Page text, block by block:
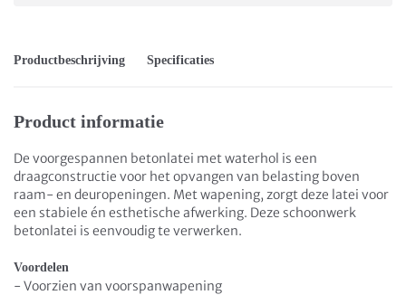
Productbeschrijving Specificaties
Product informatie
De voorgespannen betonlatei met waterhol is een
draagconstructie voor het opvangen van belasting boven
raam- en deuropeningen. Met wapening, zorgt deze latei voor
een stabiele én esthetische afwerking. Deze schoonwerk
betonlatei is eenvoudig te verwerken.
Voordelen
- Voorzien van voorspanwapening